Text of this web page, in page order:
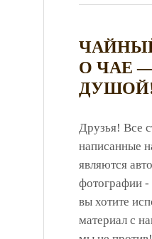
О ЧАЕ
Друзья! Все
написанные
являются
фотографии -
вы хотите
материал с